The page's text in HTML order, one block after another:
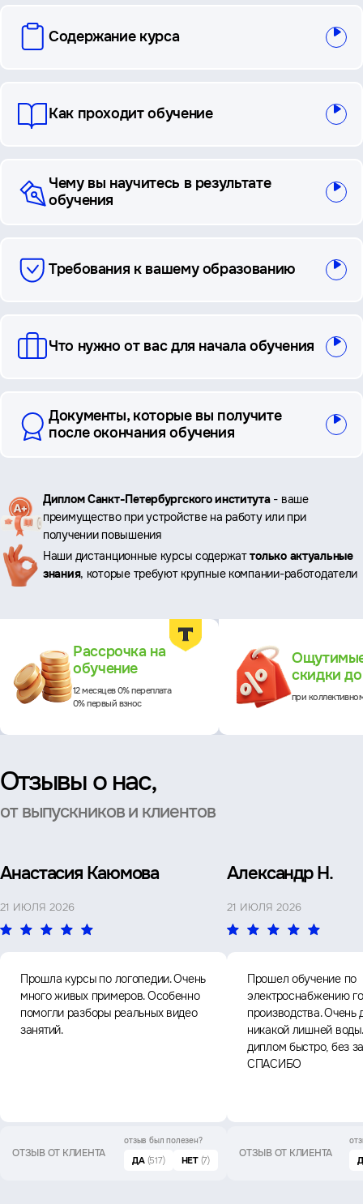
вопросы
Содержание курса
Как проходит обучение
Чему вы научитесь в результате
обучения
Требования к вашему образованию
Что нужно от вас для начала обучения
Документы, которые вы получите
после окончания обучения
Ключевые
преимущества
Диплом Санкт-Петербургского института- ваше
преимущество при устройстве на работу или при
получении повышения
Наши дистанционные курсы содержаттолько актуальные
знания, которые требуют крупные компании-работодатели
Рассрочка на
обучение
12 месяцев 0% переплата
0% первый взнос
скидки
при
Отзывы о нас,
от выпускников и клиентов
Анастасия Каюмова
21 ИЮЛЯ 2026
Прошла курсы по логопедии. Очень
много живых примеров. Особенно
помогли разборы реальных видео
занятий.
ОТЗЫВ ОТ КЛИЕНТА
отзыв был полезен?
ДА (517) НЕТ (7)
Александр Н.
21 ИЮЛЯ 2026
Прошел обучение по
электроснабжению
производства. Очень
никакой лишней
диплом быстро, без
СПАСИБО
ОТЗЫВ ОТ КЛИЕНТА